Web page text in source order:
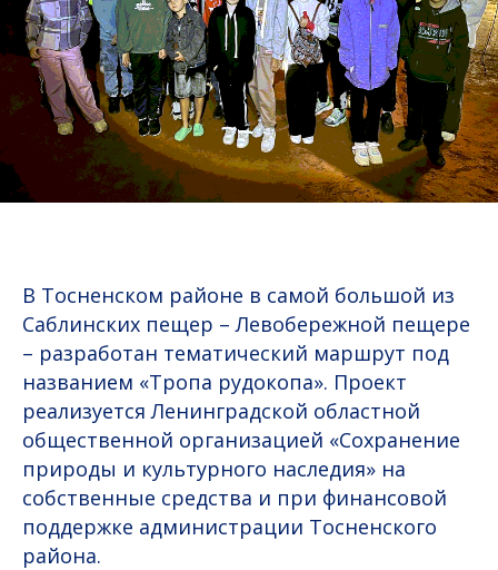
В Тосненском районе в самой большой из
Саблинских пещер – Левобережной пещере
– разработан тематический маршрут под
названием «Тропа рудокопа». Проект
реализуется Ленинградской областной
общественной организацией «Сохранение
природы и культурного наследия» на
собственные средства и при финансовой
поддержке администрации Тосненского
района.